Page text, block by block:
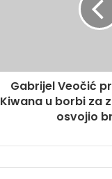
Gabrijel Veočić
Kiwana u borbi za
osvojio